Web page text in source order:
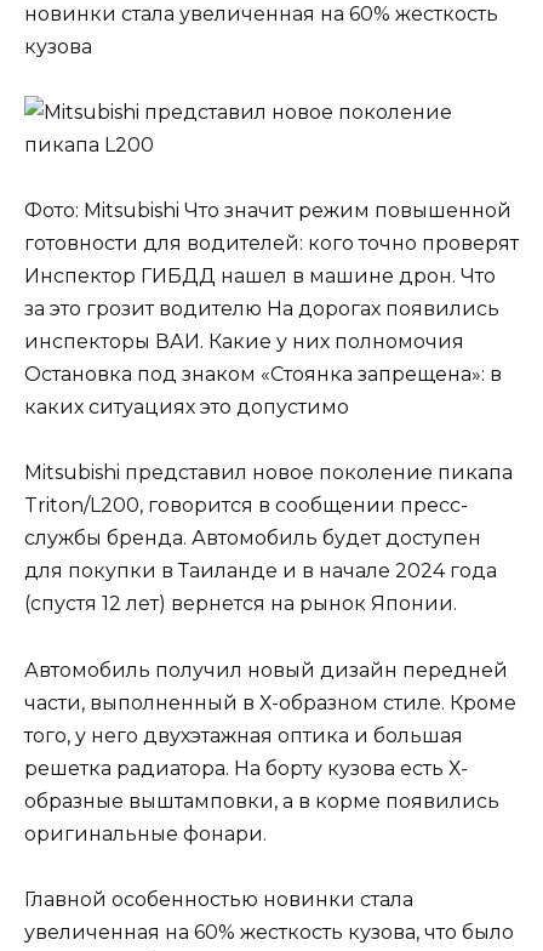
новинки стала увеличенная на 60% жесткость
кузова
Фото: Mitsubishi Что значит режим повышенной
готовности для водителей: кого точно проверят
Инспектор ГИБДД нашел в машине дрон. Что
за это грозит водителю На дорогах появились
инспекторы ВАИ. Какие у них полномочия
Остановка под знаком «Стоянка запрещена»: в
каких ситуациях это допустимо
Mitsubishi представил новое поколение пикапа
Triton/L200, говорится в сообщении пресс-
службы бренда. Автомобиль будет доступен
для покупки в Таиланде и в начале 2024 года
(спустя 12 лет) вернется на рынок Японии.
Автомобиль получил новый дизайн передней
части, выполненный в Х-образном стиле. Кроме
того, у него двухэтажная оптика и большая
решетка радиатора. На борту кузова есть Х-
образные выштамповки, а в корме появились
оригинальные фонари.
Главной особенностью новинки стала
увеличенная на 60% жесткость кузова, что было